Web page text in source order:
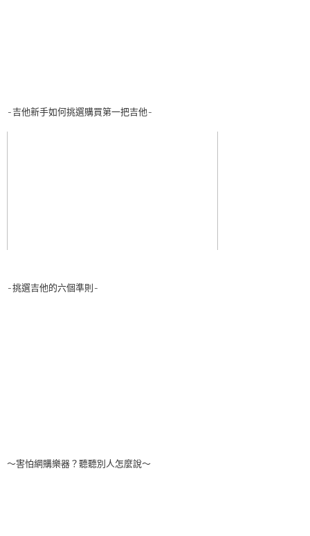
-吉他新手如何挑選購買第一把吉他-
-挑選吉他的六個準則-
～害怕網購樂器？聽聽別人怎麼說～